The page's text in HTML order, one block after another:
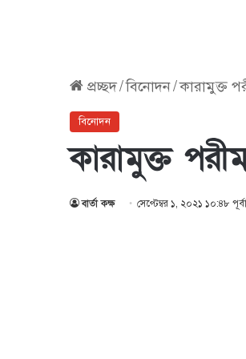
প্রচ্ছদ/বিনোদন/কারামুক্ত
বিনোদন
কারামুক্ত
বার্তা কক্ষ সেপ্টেম্বর ১, ২০২১ ১০:৪৮